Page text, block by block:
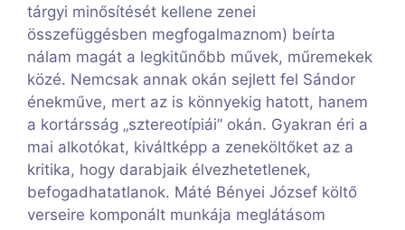
tárgyi minősítését kellene zenei
összefüggésben megfogalmaznom) beírta
nálam magát a legkitűnőbb művek, műremekek
közé. Nemcsak annak okán sejlett fel Sándor
énekműve, mert az is könnyekig hatott, hanem
a kortársság „sztereotípiái” okán. Gyakran éri a
mai alkotókat, kiváltképp a zeneköltőket az a
kritika, hogy darabjaik élvezhetetlenek,
befogadhatatlanok. Máté Bényei József költő
verseire komponált munkája meglátásom